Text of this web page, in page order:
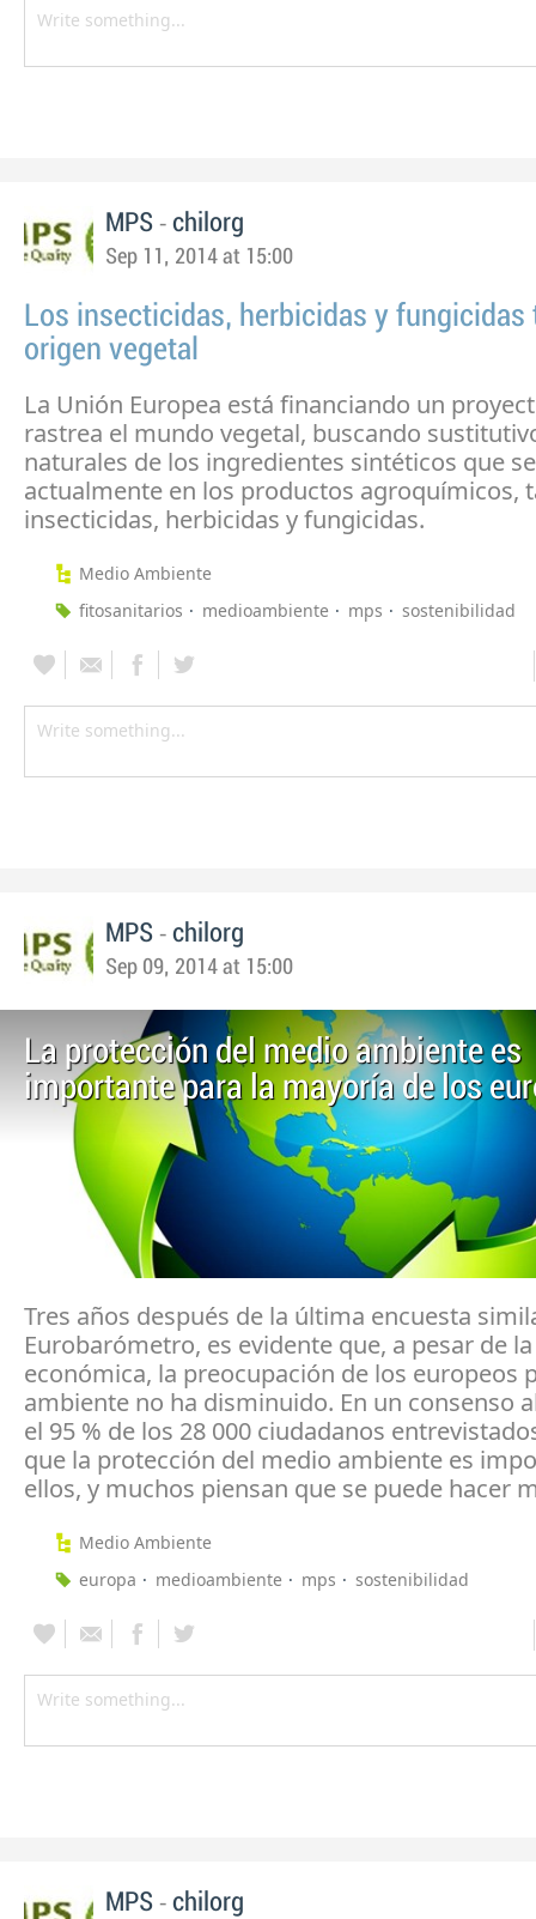
MPS - chilorg
Sep 11, 2014 at 15:00
Los insecticidas, herbicidas y fungicidas
origen vegetal
La Unión Europea está financiando un
rastrea el mundo vegetal, buscando
naturales de los ingredientes sintéticos que
actualmente en los productos agroquímicos,
insecticidas, herbicidas y fungicidas.
Medio Ambiente
fitosanitarios
medioambiente mps sostenibilidad
MPS - chilorg
Sep 09, 2014 at 15:00
La protección del medio ambiente es
importante para la mayoría de los
Tres años después de la última encuesta
Eurobarómetro, es evidente que, a pesar de
económica, la preocupación de los europeos
ambiente no ha disminuido. En un consenso
el 95 % de los 28 000 ciudadanos
que la protección del medio ambiente es
ellos, y muchos piensan que se puede hacer
Medio Ambiente
europa
medioambiente mps sostenibilidad
MPS - chilorg